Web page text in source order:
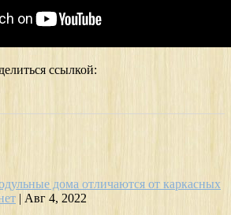
ссылкой:
дома отличаются от каркасных
| Авг 4, 2022